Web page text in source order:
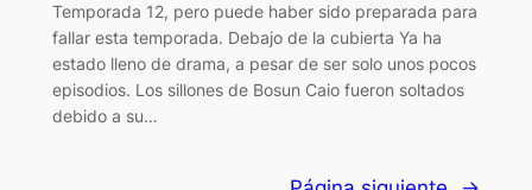
Temporada 12, pero puede haber sido preparada para
fallar esta temporada. Debajo de la cubierta Ya ha
estado lleno de drama, a pesar de ser solo unos pocos
episodios. Los sillones de Bosun Caio fueron soltados
debido a su…